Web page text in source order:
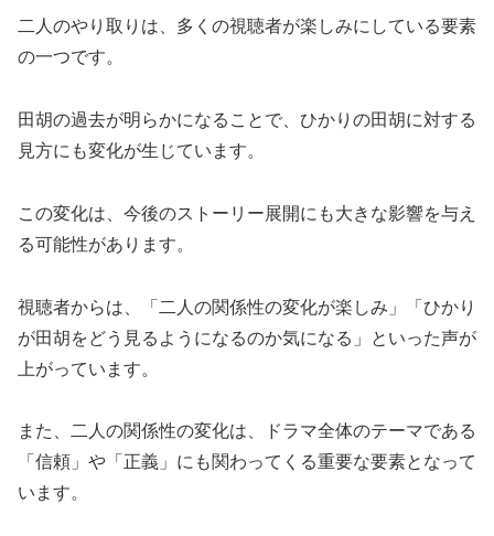
二人のやり取りは、多くの視聴者が楽しみにしている要素
の一つです。
田胡の過去が明らかになることで、ひかりの田胡に対する
見方にも変化が生じています。
この変化は、今後のストーリー展開にも大きな影響を与え
る可能性があります。
視聴者からは、「二人の関係性の変化が楽しみ」「ひかり
が田胡をどう見るようになるのか気になる」といった声が
上がっています。
また、二人の関係性の変化は、ドラマ全体のテーマである
「信頼」や「正義」にも関わってくる重要な要素となって
います。